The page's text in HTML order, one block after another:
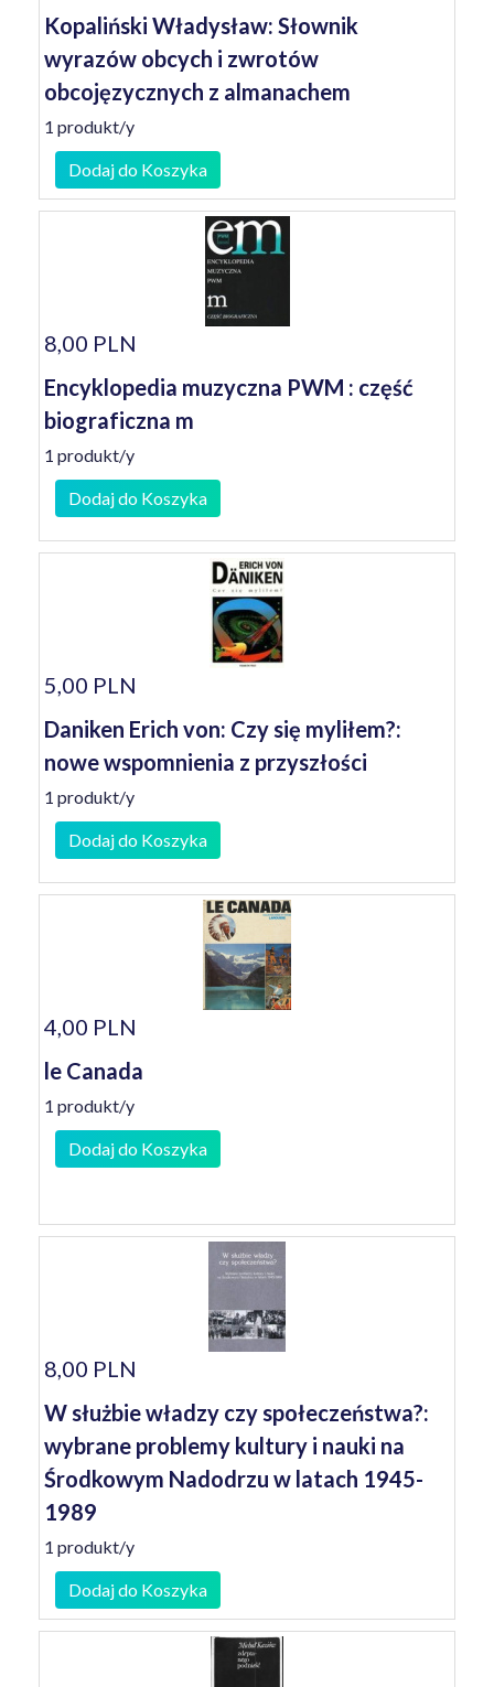
Kopaliński Władysław: Słownik
wyrazów obcych i zwrotów
obcojęzycznych z almanachem
1 produkt/y
Dodaj do Koszyka
8,00 PLN
Encyklopedia muzyczna PWM : część
biograficzna m
1 produkt/y
Dodaj do Koszyka
5,00 PLN
Daniken Erich von: Czy się myliłem?:
nowe wspomnienia z przyszłości
1 produkt/y
Dodaj do Koszyka
4,00 PLN
le Canada
1 produkt/y
Dodaj do Koszyka
8,00 PLN
W służbie władzy czy społeczeństwa?:
wybrane problemy kultury i nauki na
Środkowym Nadodrzu w latach 1945-
1989
1 produkt/y
Dodaj do Koszyka